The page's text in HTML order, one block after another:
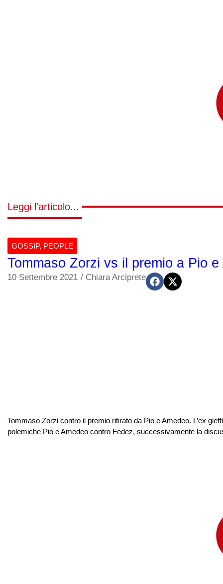
Leggi l'articolo...
GOSSIP, PEOPLE
Tommaso Zorzi vs il premio a Pio
10 Settembre 2021 / Chiara Arciprete
Tommaso Zorzi contro il premio ritirato da Pio e Amedeo. L’ex
polemiche Pio e Amedeo contro Fedez, successivamente la